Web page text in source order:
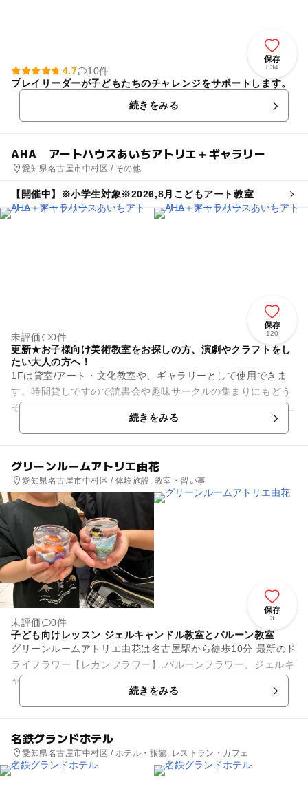
保存
834
4.7
10件
プレイリーダーが子どもたちのチャレンジをサポートします。
続きをみる
AHA アートハウスあいちアトリエ＋ギャラリー
愛知県名古屋市中村区 / その他
【開催中】※小学生対象※2026,8月こどもアート教室
保存
120
未評価
0件
更新★お子様向け美術教室をお探しの方、演劇やクラフトをし
たい大人の方へ！
1Fは貸室/アート・文化教室や、ギャラリーとして使用できま
す。時間貸しですので読書会や趣味サークルの集まりにもどう
ぞ。 週レンタルでアート展覧も可能です。演劇公演や小規模の
続きをみる
グリーンルームアトリエ由花
愛知県名古屋市中村区 / 体験施設, 教室・習い事
保存
3
未評価
0件
子ども向けレッスン ジェルキャンドル教室とバルーン教室
グリーンルームアトリエ由花は名古屋駅から徒歩10分 最新のド
ライフラワー【レカンフラワー】,バルーンフラワー、ジェルキ
ャンドルレッスンをしています。 親子で体験してもＯＫ 小学
続きをみる
名鉄グランドホテル
愛知県名古屋市中村区 / ホテル・旅館, レストラン・カフェ